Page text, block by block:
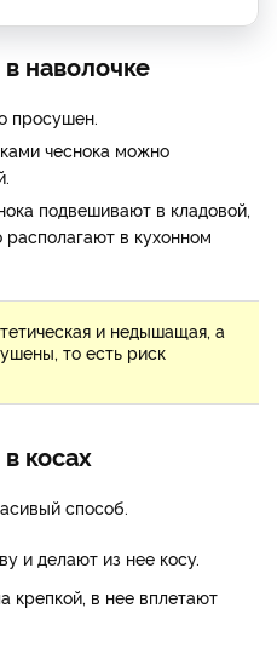
наволочке
просушен.
чеснока можно
подвешивают в кладовой,
в кухонном
и недышащая, а
то есть риск
косах
способ.
и делают из нее косу.
крепкой, в нее вплетают